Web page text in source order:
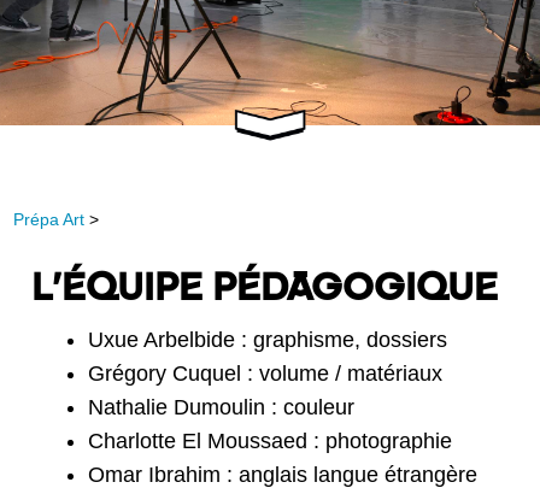
Prépa Art >
L’ÉQUIPE PÉDAGOGIQUE
Uxue Arbelbide : graphisme, dossiers
Grégory Cuquel : volume / matériaux
Nathalie Dumoulin : couleur
Charlotte El Moussaed : photographie
Omar Ibrahim : anglais langue étrangère